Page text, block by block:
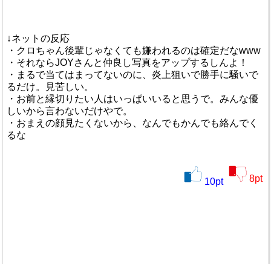
↓ネットの反応
・クロちゃん後輩じゃなくても嫌われるのは確定だなwww
・それならJOYさんと仲良し写真をアップするしんよ！
・まるで当てはまってないのに、炎上狙いで勝手に騒いで
るだけ。見苦しい。
・お前と縁切りたい人はいっぱいいると思うで。みんな優
しいから言わないだけやで。
・おまえの顔見たくないから、なんでもかんでも絡んでく
るな
10pt 8pt